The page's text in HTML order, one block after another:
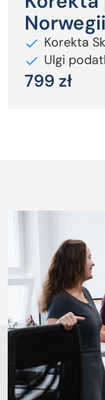
Norwegii
Korekta
Ulgi
799 zł